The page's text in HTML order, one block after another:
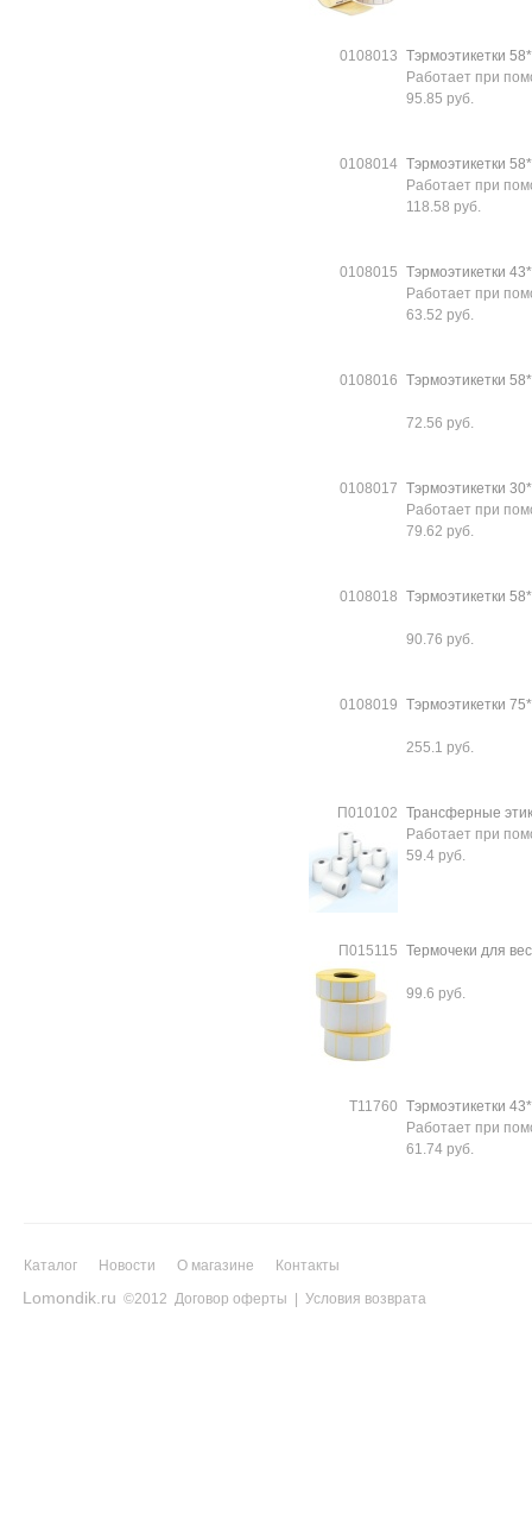
0108013 Тэрмоэтикетки
Работает при
95.85 руб.
0108014 Тэрмоэтикетки
Работает при
118.58 руб.
0108015 Тэрмоэтикетки
Работает при
63.52 руб.
0108016 Тэрмоэтикетки
72.56 руб.
0108017 Тэрмоэтикетки
Работает при
79.62 руб.
0108018 Тэрмоэтикетки
90.76 руб.
0108019 Тэрмоэтикетки
255.1 руб.
П010102 Трансферные
Работает при
59.4 руб.
П015115 Термочеки для
99.6 руб.
Т11760 Тэрмоэтикетки
Работает при
61.74 руб.
Каталог Новости О магазине Контакты
Lomondik.ru ©2012 Договор оферты Условия возврата